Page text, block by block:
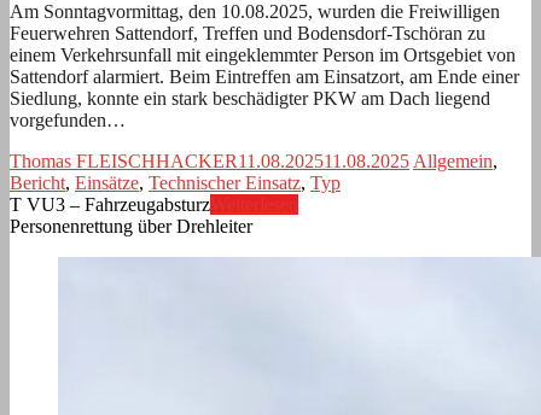
Am Sonntagvormittag, den 10.08.2025, wurden die Freiwilligen
Feuerwehren Sattendorf, Treffen und Bodensdorf-Tschöran zu
einem Verkehrsunfall mit eingeklemmter Person im Ortsgebiet von
Sattendorf alarmiert. Beim Eintreffen am Einsatzort, am Ende einer
Siedlung, konnte ein stark beschädigter PKW am Dach liegend
vorgefunden…
Thomas FLEISCHHACKER11.08.202511.08.2025 Allgemein,
Bericht, Einsätze, Technischer Einsatz, Typ
T VU3 – Fahrzeugabsturz
Personenrettung über Drehleiter